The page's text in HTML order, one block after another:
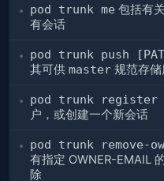
pod trunk me 包括有
有会话
pod trunk push
其可供 master 规范存
pod trunk register
户，或创建一个新会话
pod trunk remove-
有指定 OWNER-EMAIL
除